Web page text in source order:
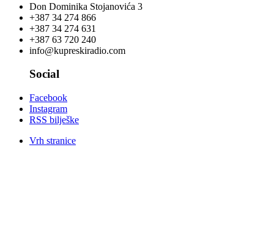
Don Dominika Stojanovića 3
+387 34 274 866
+387 34 274 631
+387 63 720 240
info@kupreskiradio.com
Social
Facebook
Instagram
RSS bilješke
Vrh stranice